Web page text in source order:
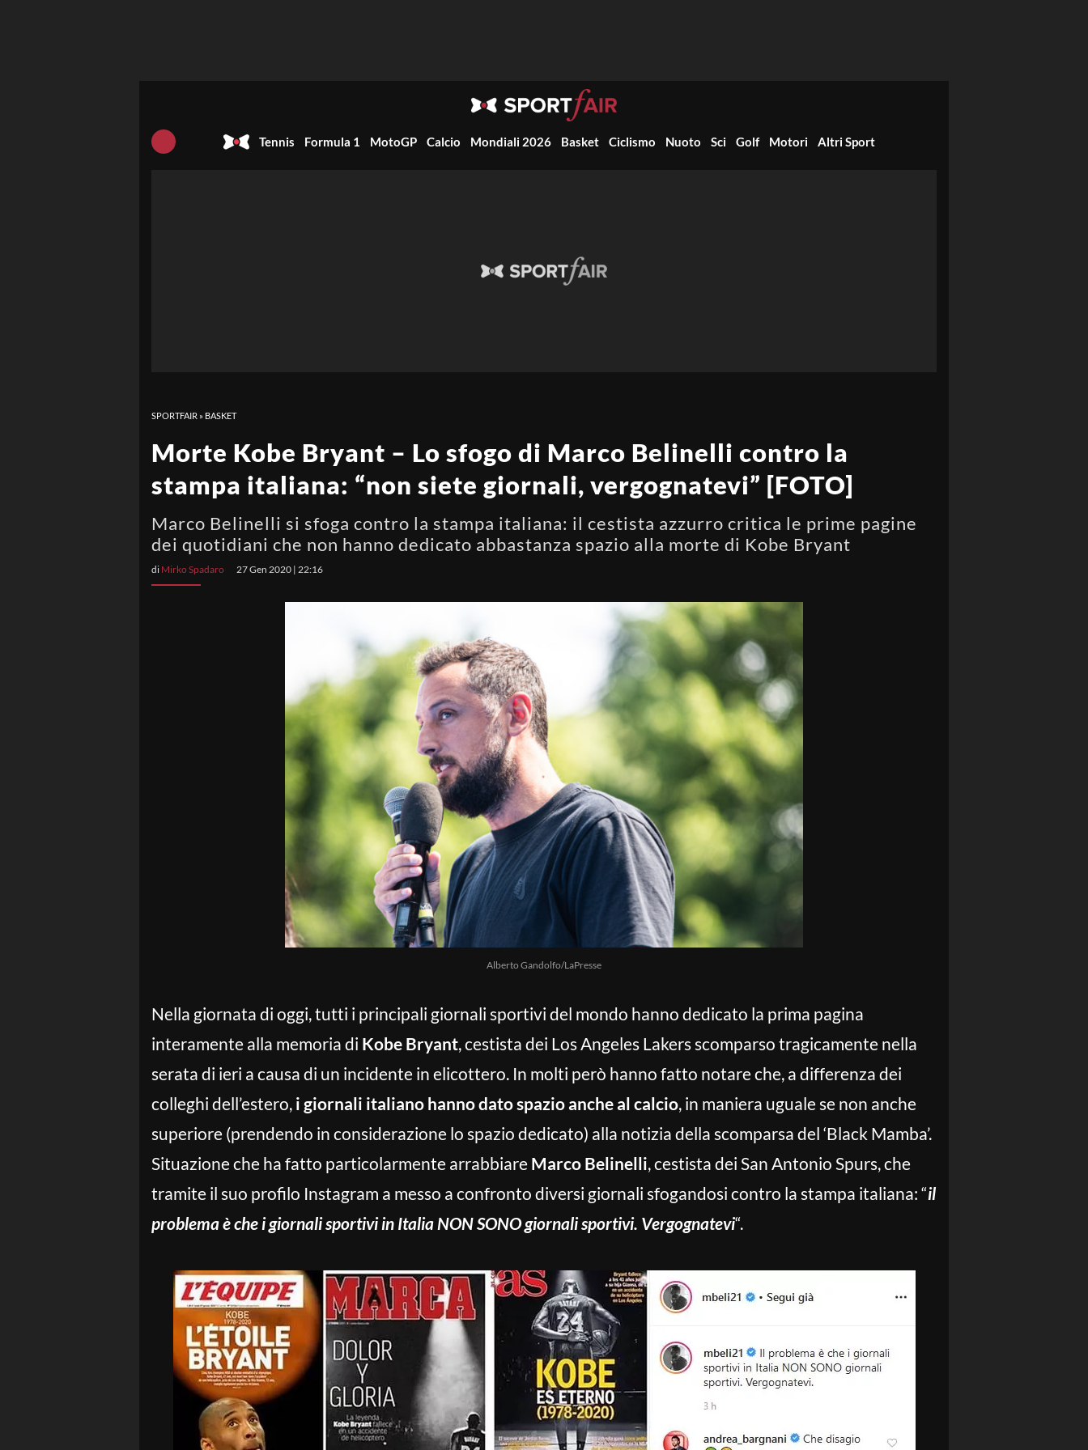
Tennis Formula 1 MotoGP Calcio Mondiali 2026 Basket Ciclismo Nuoto Sci Golf Motori Altri Sport
SPORTFAIR » BASKET
Morte Kobe Bryant – Lo sfogo di Marco Belinelli contro la
stampa italiana: “non siete giornali, vergognatevi” [FOTO]
Marco Belinelli si sfoga contro la stampa italiana: il cestista azzurro critica le prime pagine
dei quotidiani che non hanno dedicato abbastanza spazio alla morte di Kobe Bryant
di Mirko Spadaro 27 Gen 2020 | 22:16
Alberto Gandolfo/LaPresse
Nella giornata di oggi, tutti i principali giornali sportivi del mondo hanno dedicato la prima pagina
interamente alla memoria di Kobe Bryant, cestista dei Los Angeles Lakers scomparso tragicamente nella
serata di ieri a causa di un incidente in elicottero. In molti però hanno fatto notare che, a differenza dei
colleghi dell’estero, i giornali italiano hanno dato spazio anche al calcio, in maniera uguale se non anche
superiore (prendendo in considerazione lo spazio dedicato) alla notizia della scomparsa del ‘Black Mamba’.
Situazione che ha fatto particolarmente arrabbiare Marco Belinelli, cestista dei San Antonio Spurs, che
tramite il suo profilo Instagram a messo a confronto diversi giornali sfogandosi contro la stampa italiana: “il
problema è che i giornali sportivi in Italia NON SONO giornali sportivi. Vergognatevi“.